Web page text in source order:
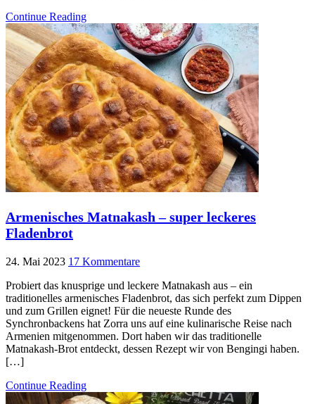
Continue Reading
Armenisches Matnakash – super leckeres
Fladenbrot
24. Mai 2023 17 Kommentare
Probiert das knusprige und leckere Matnakash aus – ein
traditionelles armenisches Fladenbrot, das sich perfekt zum Dippen
und zum Grillen eignet! Für die neueste Runde des
Synchronbackens hat Zorra uns auf eine kulinarische Reise nach
Armenien mitgenommen. Dort haben wir das traditionelle
Matnakash-Brot entdeckt, dessen Rezept wir von Bengingi haben.
[…]
Continue Reading